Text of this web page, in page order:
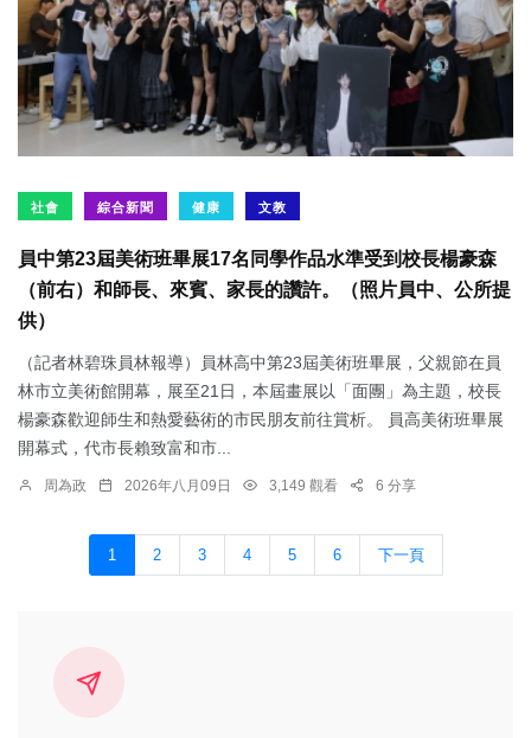
社會 綜合新聞 健康 文教
員中第23屆美術班畢展17名同學作品水準受到校長楊豪森
（前右）和師長、來賓、家長的讚許。（照片員中、公所提
供）
（記者林碧珠員林報導）員林高中第23屆美術班畢展，父親節在員
林市立美術館開幕，展至21日，本屆畫展以「面團」為主題，校長
楊豪森歡迎師生和熱愛藝術的市民朋友前往賞析。 員高美術班畢展
開幕式，代市長賴致富和市...
周為政 2026年八月09日 3,149 觀看 6 分享
1 2 3 4 5 6 下一頁